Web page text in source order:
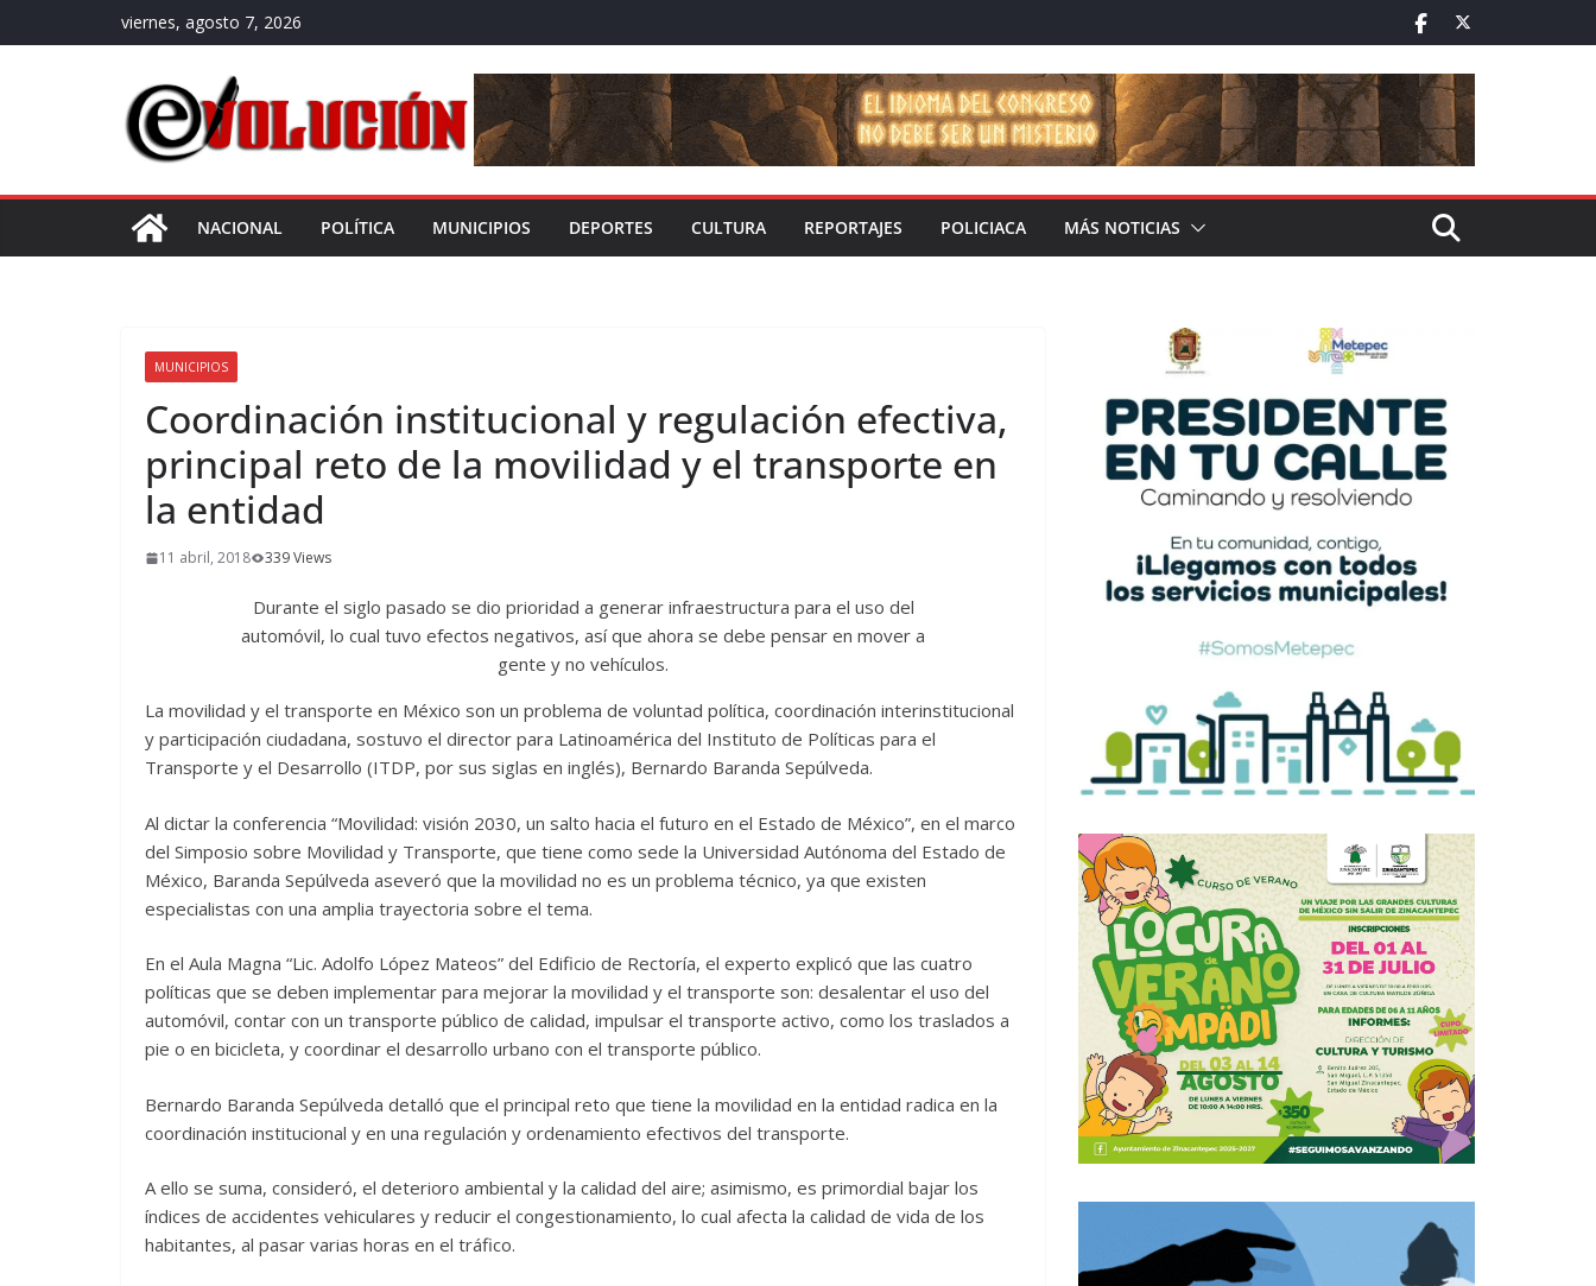
al
viernes, agosto 7, 2026
NACIONAL POLÍTICA MUNICIPIOS DEPORTES CULTURA REPORTAJES POLICIACA MÁS NOTICIAS
MUNICIPIOS
Coordinación institucional y regulación efectiva,
principal reto de la movilidad y el transporte en
la entidad
11 abril, 2018 339 Views
Durante el siglo pasado se dio prioridad a generar infraestructura para el uso del
automóvil, lo cual tuvo efectos negativos, así que ahora se debe pensar en mover a
gente y no vehículos.
La movilidad y el transporte en México son un problema de voluntad política, coordinación interinstitucional
y participación ciudadana, sostuvo el director para Latinoamérica del Instituto de Políticas para el
Transporte y el Desarrollo (ITDP, por sus siglas en inglés), Bernardo Baranda Sepúlveda.
Al dictar la conferencia “Movilidad: visión 2030, un salto hacia el futuro en el Estado de México”, en el marco
del Simposio sobre Movilidad y Transporte, que tiene como sede la Universidad Autónoma del Estado de
México, Baranda Sepúlveda aseveró que la movilidad no es un problema técnico, ya que existen
especialistas con una amplia trayectoria sobre el tema.
En el Aula Magna “Lic. Adolfo López Mateos” del Edificio de Rectoría, el experto explicó que las cuatro
políticas que se deben implementar para mejorar la movilidad y el transporte son: desalentar el uso del
automóvil, contar con un transporte público de calidad, impulsar el transporte activo, como los traslados a
pie o en bicicleta, y coordinar el desarrollo urbano con el transporte público.
Bernardo Baranda Sepúlveda detalló que el principal reto que tiene la movilidad en la entidad radica en la
coordinación institucional y en una regulación y ordenamiento efectivos del transporte.
A ello se suma, consideró, el deterioro ambiental y la calidad del aire; asimismo, es primordial bajar los
índices de accidentes vehiculares y reducir el congestionamiento, lo cual afecta la calidad de vida de los
habitantes, al pasar varias horas en el tráfico.